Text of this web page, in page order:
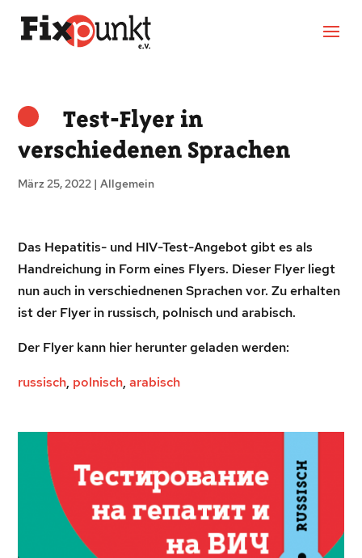
Test-Flyer in
verschiedenen Sprachen
März 25, 2022 |Allgemein
Das Hepatitis- und HIV-Test-Angebot gibt es als
Handreichung in Form eines Flyers. Dieser Flyer liegt
nun auch in verschiednenen Sprachen vor. Zu erhalten
ist der Flyer in russisch, polnisch und arabisch.
Der Flyer kann hier herunter geladen werden:
russisch, polnisch,arabisch